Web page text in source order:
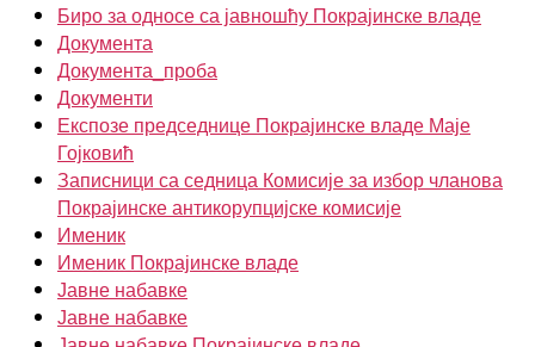
Биро за односе са јавношћу Покрајинске владе
Документа
Документа_проба
Документи
Експозе председнице Покрајинске владе Маје
Гојковић
Записници са седница Комисије за избор чланова
Покрајинске антикорупцијске комисије
Именик
Именик Покрајинске владе
Јавне набавке
Јавне набавке